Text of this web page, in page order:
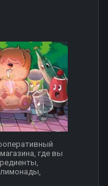
где вы